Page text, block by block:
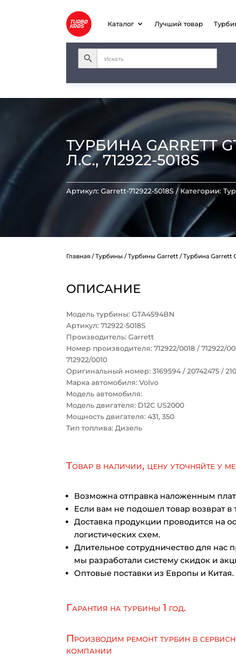
Каталог Лучший товар
ТУРБИНА GARRETT
Л.С., 712922-5018S
Артикул:Garrett-712922-5018S Категории:
Главная /Турбины /Турбины Garrett / Турбина Garrett
ОПИСАНИЕ
Модель турбины: GTA4594BN
Артикул: 712922-5018S
Производитель: Garrett
Номер производителя: 712922/0018 / 712922/
712922/0010
Оригинальный номер: 3169594 / 20742475 /
Марка автомобиля: Volvo
Модель автомобиля:
Модель двигателя: D12C US2000
Мощность двигателя: 431, 350
Тип топлива: Дизель
Товар в наличии, цену уточняйте у
Возможна отправка наложенным
Если вам не подошел товар возврат в
Доставка продукции проводится на
логистических схем.
Длительное сотрудничество для нас
мы разработали систему скидок и
Оптовые поставки из Европы и Китая.
Гарантия на турбины 1 год.
Производим ремонт турбин в
компании